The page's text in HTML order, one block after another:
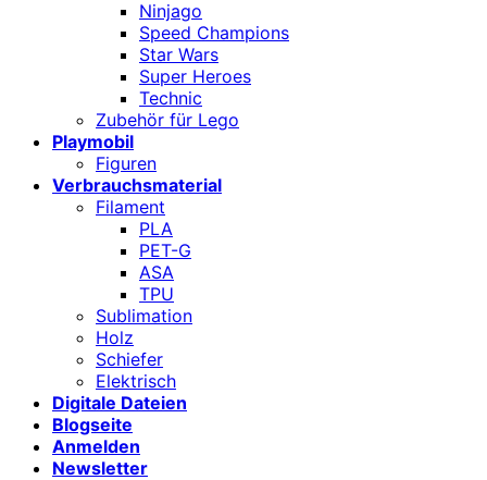
Ninjago
Speed Champions
Star Wars
Super Heroes
Technic
Zubehör für Lego
Playmobil
Figuren
Verbrauchsmaterial
Filament
PLA
PET-G
ASA
TPU
Sublimation
Holz
Schiefer
Elektrisch
Digitale Dateien
Blogseite
Anmelden
Newsletter